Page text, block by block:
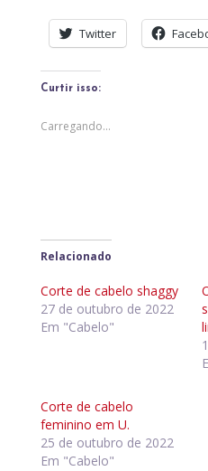
Twitter
Curtir isso:
Carregando...
Relacionado
Corte de cabelo shaggy
27 de outubro de 2022
Em "Cabelo"
Corte de cabelo
feminino em U.
25 de outubro de 2022
Em "Cabelo"